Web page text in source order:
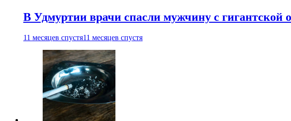
В Удмуртии врачи спасли мужчину с гигантской
11 месяцев спустя11 месяцев спустя